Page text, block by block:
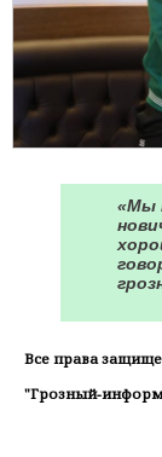
«Мы
Все права
"Грозный-